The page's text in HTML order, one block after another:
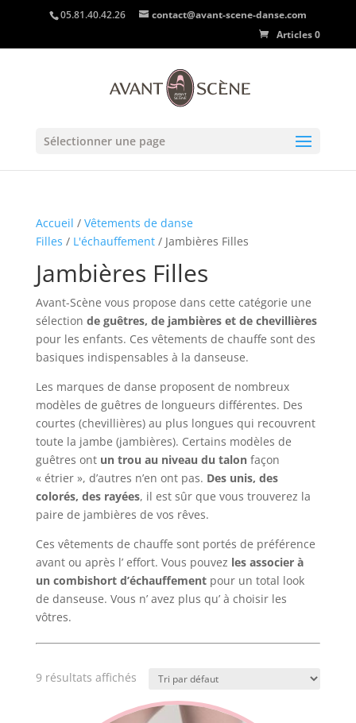
05.81.40.42.26
contact@avant-scene-danse.com
Articles 0
Sélectionner une page
Accueil / Vêtements de danse
Filles / L'échauffement/ Jambières Filles
Jambières Filles
Avant-Scène vous propose dans cette catégorie une
sélection de guêtres, de jambières et de chevillières
pour les enfants. Ces vêtements de chauffe sont des
basiques indispensables à la danseuse.
Les marques de danse proposent de nombreux
modèles de guêtres de longueurs différentes. Des
courtes (chevillières) au plus longues qui recouvrent
toute la jambe (jambières). Certains modèles de
guêtres ont un trou au niveau du talonfaçon
« étrier », d’autres n’en ont pas. Des unis, des
colorés, des rayées, il est sûr que vous trouverez la
paire de jambières de vos rêves.
Ces vêtements de chauffe sont portés de préférence
avant ou après l’ effort. Vous pouvez les associer à
un combishort d’échauffementpour un total look
de danseuse. Vous n’ avez plus qu’ à choisir les
vôtres.
9 résultats affichés